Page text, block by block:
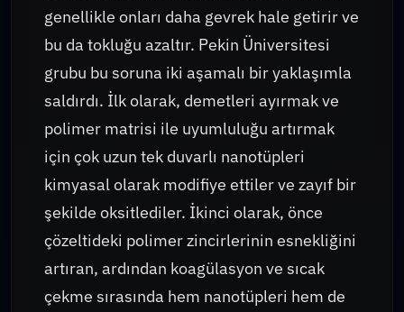
genellikle onları daha gevrek hale getirir ve
bu da tokluğu azaltır. Pekin Üniversitesi
grubu bu soruna iki aşamalı bir yaklaşımla
saldırdı. İlk olarak, demetleri ayırmak ve
polimer matrisi ile uyumluluğu artırmak
için çok uzun tek duvarlı nanotüpleri
kimyasal olarak modifiye ettiler ve zayıf bir
şekilde oksitlediler. İkinci olarak, önce
çözeltideki polimer zincirlerinin esnekliğini
artıran, ardından koagülasyon ve sıcak
çekme sırasında hem nanotüpleri hem de